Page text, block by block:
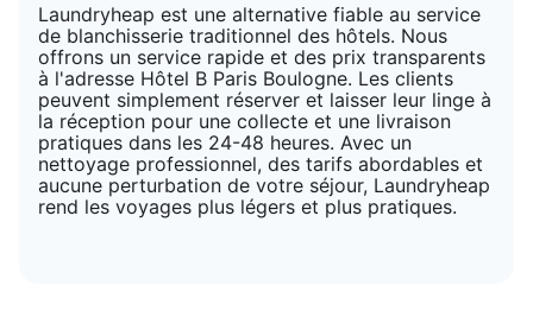
Laundryheap est une alternative fiable au service
de blanchisserie traditionnel des hôtels. Nous
offrons un service rapide et des prix transparents
à l'adresse Hôtel B Paris Boulogne. Les clients
peuvent simplement réserver et laisser leur linge à
la réception pour une collecte et une livraison
pratiques dans les 24-48 heures. Avec un
nettoyage professionnel, des tarifs abordables et
aucune perturbation de votre séjour, Laundryheap
rend les voyages plus légers et plus pratiques.